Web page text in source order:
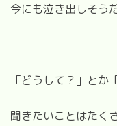
今にも泣き出しそう
「どうして？」とか
聞きたいことはたく